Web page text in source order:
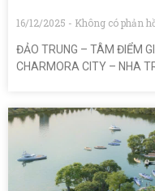
16/12/2025 Không có phản
ĐẢO TRUNG – TÂM ĐIỂM
CHARMORA CITY – NHA